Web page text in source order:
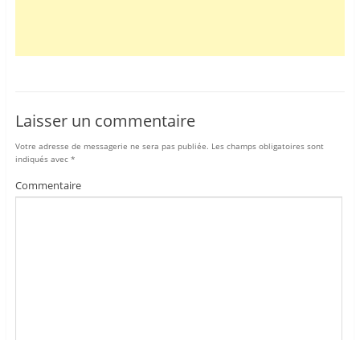
Laisser un commentaire
Votre adresse de messagerie ne sera pas publiée. Les champs obligatoires sont
indiqués avec *
Commentaire